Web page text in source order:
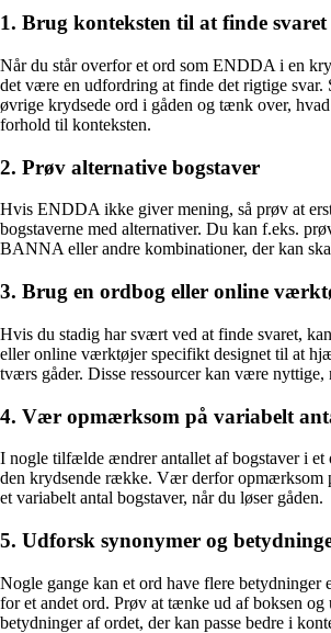
1. Brug konteksten til at finde svaret
Når du står overfor et ord som ENDDA i en
det være en udfordring at finde det rigtige svar.
øvrige krydsede ord i gåden og tænk over,
forhold til konteksten.
2. Prøv alternative bogstaver
Hvis ENDDA ikke giver mening, så prøv at
bogstaverne med alternativer. Du kan f.eks.
BANNA eller andre kombinationer, der kan
3. Brug en ordbog eller online
Hvis du stadig har svært ved at finde svaret,
eller online værktøjer specifikt designet til at
tværs gåder. Disse ressourcer kan være nyttige,
4. Vær opmærksom på variabelt
I nogle tilfælde ændrer antallet af bogstaver i
den krydsende række. Vær derfor opmærksom
et variabelt antal bogstaver, når du løser gåden.
5. Udforsk synonymer og
Nogle gange kan et ord have flere betydninger
for et andet ord. Prøv at tænke ud af boksen og
betydninger af ordet, der kan passe bedre i